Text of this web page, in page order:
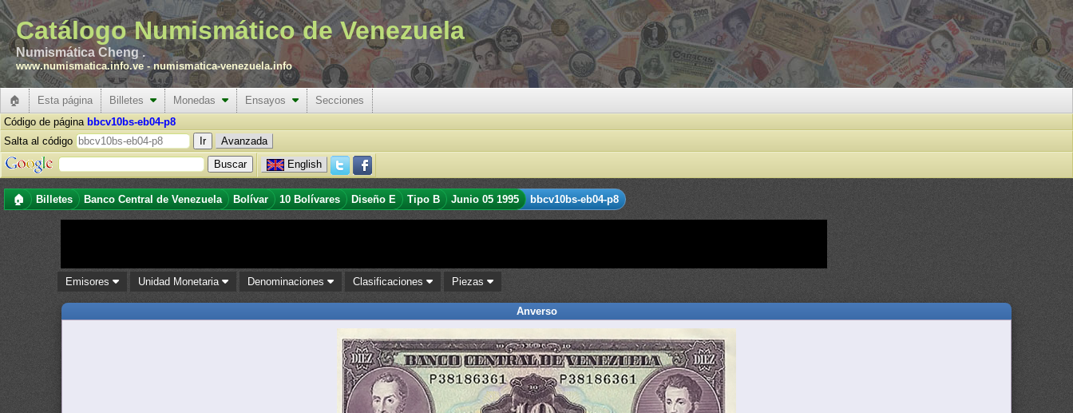
Catálogo Numismático de Venezuela
Numismática Cheng .
www.numismatica.info.ve -numismatica-venezuela.info
🏠 Esta página Billetes Monedas Ensayos
Secciones
Código de página bbcv10bs-eb04-p8
Salta al código
Avanzada
English
🏠 Billetes Banco Central de Venezuela Bolívar 10 Bolívares Diseño E Tipo B Junio 05 1995 bbcv10bs-eb04-p8
Emisores Unidad Monetaria Denominaciones Clasificaciones Piezas
Anverso